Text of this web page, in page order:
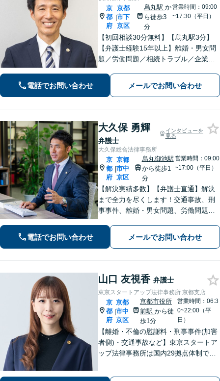
京
都
府
|
京都
市下
京区
烏丸駅 か
ら徒歩3
分
営業時間：09:00
~17:30（平日）
【初回相談30分無料】【烏丸駅3分】
【弁護士経験15年以上】離婚・男女問
題／労働問題／相続トラブル／企業法
ケーションで、納得感のある解決を目
指します【宗教法人法務／医療法務も
電話でお問い合わせ メールでお問い合わせ
大久保 勇輝
弁護士
インタビューを
見る
大久保総合法律事務所
京
都
府
|
京都
市中
京区
烏丸御池駅
から徒歩1
分
営業時間：09:00
~17:00（平日）
【解決実績多数】【弁護士直通】解決
まで全力を尽くします！交通事故、刑
事事件、離婚・男女問題、労働問題、
てはお任せください。【子連れ対応
可】【土日夜間対応】
電話でお問い合わせ メールでお問い合わせ
山口 友視香 弁護士
東京スタートアップ法律事務所 京都支店
京
都
府
|
京都
市中
京区
京都市役所
前駅 から徒
歩1分
営業時間：06:3
0~22:00（平
日）
【離婚・不倫の慰謝料・刑事事件(加害
者側)・交通事故など】東京スタートア
ップ法律事務所は国内29拠点体制で全